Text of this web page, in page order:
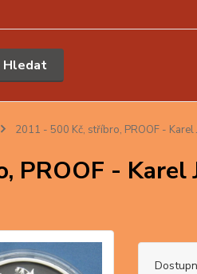
Hledat
2011 - 500 Kč, stříbro, PROOF -
PROOF - Karel